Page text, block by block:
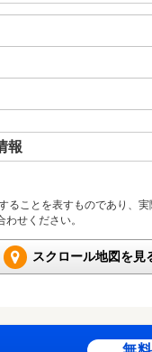
報
ことを表すものであり、実
せください。
スクロール地図を見